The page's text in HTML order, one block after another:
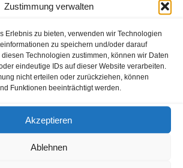
Zustimmung verwalten
Erlebnis zu bieten, verwenden wir Technologien
zu speichern und/oder darauf
Technologien zustimmen, können wir Daten
eindeutige IDs auf dieser Website verarbeiten.
nicht erteilen oder zurückziehen, können
Funktionen beeinträchtigt werden.
Akzeptieren
Ablehnen
Geschäftsbedingungen
Impressum
Datenschutzerklärung
Cookie-Richlinie
Termin-Buchung